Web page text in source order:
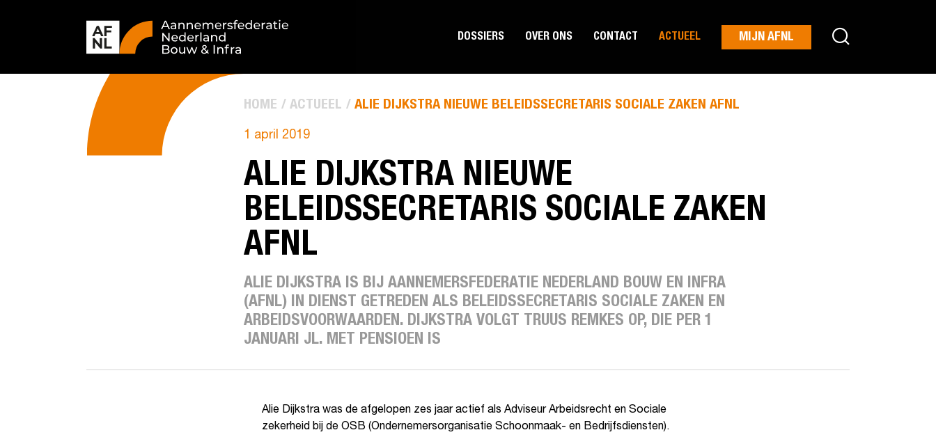
DOSSIERS OVER ONS CONTACT ACTUEEL MIJN AFNL
HOME ACTUEEL ALIE DIJKSTRA NIEUWE BELEIDSSECRETARIS SOCIALE ZAKEN AFNL
1 april 2019
ALIE DIJKSTRA NIEUWE
BELEIDSSECRETARIS SOCIALE ZAKEN
AFNL
ALIE DIJKSTRA IS BIJ AANNEMERSFEDERATIE NEDERLAND BOUW EN INFRA
(AFNL) IN DIENST GETREDEN ALS BELEIDSSECRETARIS SOCIALE ZAKEN EN
ARBEIDSVOORWAARDEN. DIJKSTRA VOLGT TRUUS REMKES OP, DIE PER 1
JANUARI JL. MET PENSIOEN IS
Alie Dijkstra was de afgelopen zes jaar actief als Adviseur Arbeidsrecht en Sociale
zekerheid bij de OSB (Ondernemersorganisatie Schoonmaak- en Bedrijfsdiensten).